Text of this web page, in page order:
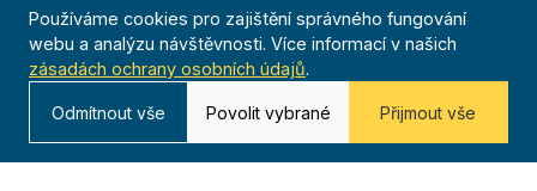
ustredi@orel.cz
Kontaktujte nás
Používáme cookies pro zajištění správného fungování
webu a analýzu návštěvnosti. Více informací v našich
zásadách ochrany osobních údajů.
Odmítnout vše Povolit vybrané Přijmout vše